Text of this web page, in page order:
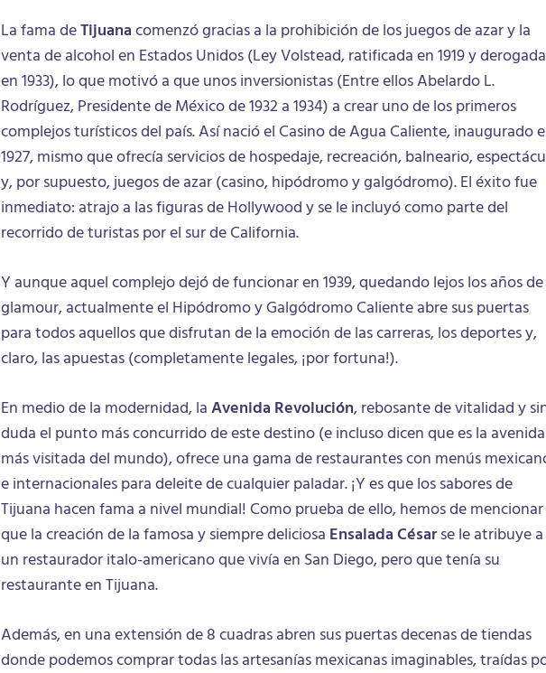
La fama deTijuanacomenzó gracias a la prohibición de los juegos de azar y la
venta de alcohol en Estados Unidos (Ley Volstead, ratificada en 1919 y derogada
en 1933), lo que motivó a que unos inversionistas (Entre ellos Abelardo L.
Rodríguez, Presidente de México de 1932 a 1934) a crear uno de los primeros
complejos turísticos del país. Así nació el Casino de Agua Caliente, inaugurado
1927, mismo que ofrecía servicios de hospedaje, recreación, balneario,
y, por supuesto, juegos de azar (casino, hipódromo y galgódromo). El éxito fue
inmediato: atrajo a las figuras de Hollywood y se le incluyó como parte del
recorrido de turistas por el sur de California.
Y aunque aquel complejo dejó de funcionar en 1939, quedando lejos los años de
glamour, actualmente el Hipódromo y Galgódromo Caliente abre sus puertas
para todos aquellos que disfrutan de la emoción de las carreras, los deportes y,
claro, las apuestas (completamente legales, ¡por fortuna!).
En medio de la modernidad, laAvenida Revolución, rebosante de vitalidad y
duda el punto más concurrido de este destino (e incluso dicen que es la avenida
más visitada del mundo), ofrece una gama de restaurantes con menús
e internacionales para deleite de cualquier paladar. ¡Y es que los sabores de
Tijuana hacen fama a nivel mundial! Como prueba de ello, hemos de mencionar
que la creación de la famosa y siempre deliciosa Ensalada Césarse le atribuye a
un restaurador italo-americano que vivía en San Diego, pero que tenía su
restaurante en Tijuana.
Además, en una extensión de 8 cuadras abren sus puertas decenas de tiendas
donde podemos comprar todas las artesanías mexicanas imaginables, traídas